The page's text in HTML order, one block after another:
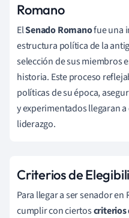
Romano
ElSenado Romanofue una
estructura política de la
selección de sus miembros
historia. Este proceso
políticas de su época,
y experimentados llegaran
liderazgo.
Criterios de
Para llegar a ser senador
cumplir con ciertoscriterios